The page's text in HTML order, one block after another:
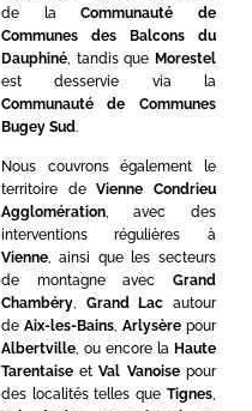
de laCommunauté de
Communes des Balcons du
Dauphiné, tandis que Morestel
est desservie via la
Communauté de Communes
Bugey Sud.
Nous couvrons également le
territoire deVienne Condrieu
Agglomération, avec des
interventions régulières à
Vienne, ainsi que les secteurs
de montagne avec Grand
Chambéry, Grand Lac autour
de Aix-les-Bains, Arlysèrepour
Albertville, ou encore la Haute
TarentaiseetVal Vanoisepour
des localités telles que Tignes,